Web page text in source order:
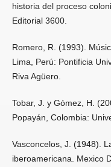
historia del proceso
Editorial 3600.
Romero, R. (1993).
Lima, Perú: Pontificia
Riva Agüero.
Tobar, J. y Gómez, H.
Popayán, Colombia:
Vasconcelos, J. (1948).
iberoamericana. Mexico